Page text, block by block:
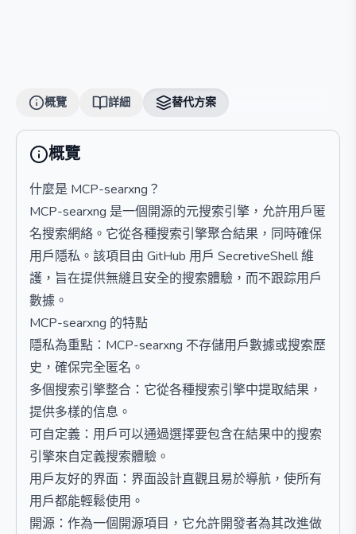
概覽 詳細 替代方案
概覽
什麼是 MCP-searxng？
MCP-searxng 是一個開源的元搜索引擎，允許用戶匿
名搜索網絡。它從各種搜索引擎聚合結果，同時確保
用戶隱私。該項目由 GitHub 用戶 SecretiveShell 維
護，旨在提供無縫且安全的搜索體驗，而不跟踪用戶
數據。
MCP-searxng 的特點
隱私為重點：MCP-searxng 不存儲用戶數據或搜索歷
史，確保完全匿名。
多個搜索引擎整合：它從各種搜索引擎中提取結果，
提供多樣的信息。
可自定義：用戶可以通過選擇要包含在結果中的搜索
引擎來自定義搜索體驗。
用戶友好的界面：界面設計直觀且易於導航，使所有
用戶都能輕鬆使用。
開源：作為一個開源項目，它允許開發者為其改進做